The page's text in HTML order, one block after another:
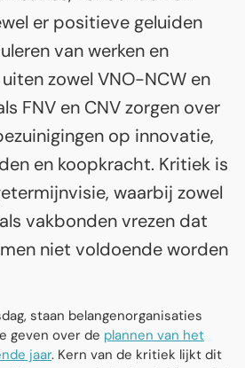
er positieve geluiden
van werken en
zowel VNO-NCW en
FNV en CNV zorgen over
op innovatie,
en koopkracht. Kritiek is
waarbij zowel
vakbonden vrezen dat
niet voldoende worden
staan belangenorganisaties
geven over de plannen van het
jaar. Kern van de kritiek lijkt dit